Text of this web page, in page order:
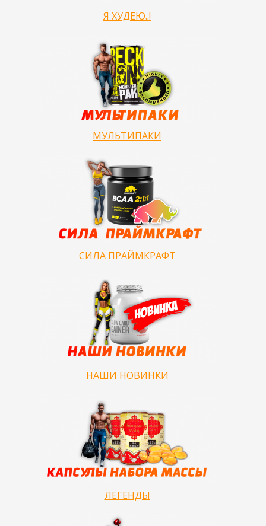
Я ХУДЕЮ..!
МУЛЬТИПАКИ
СИЛА ПРАЙМКРАФТ
НАШИ НОВИНКИ
ЛЕГЕНДЫ